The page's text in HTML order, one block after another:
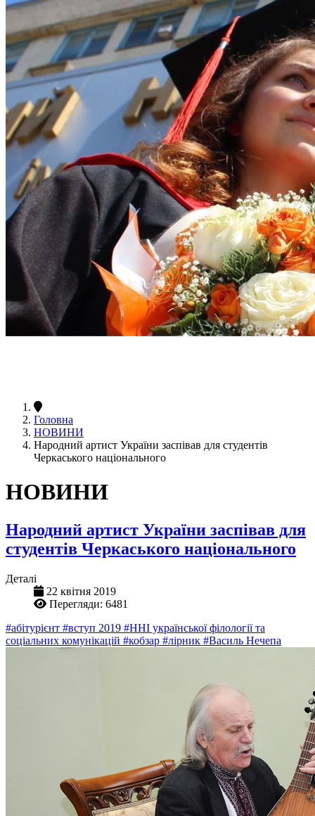
Головна
НОВИНИ
Народний артист України заспівав для студентів
Черкаського національного
НОВИНИ
Народний артист України заспівав для
студентів Черкаського національного
Деталі
22 квітня 2019
Перегляди: 6481
#абітурієнт #вступ 2019 #ННІ української філології та
соціальних комунікацій #кобзар #лірник #Василь Нечепа